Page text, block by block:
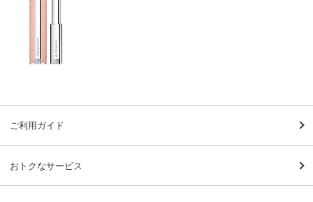
ご利用ガイド
おトクなサービス